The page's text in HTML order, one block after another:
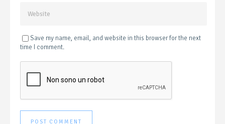
Save my name, email, and website in this browser for the next
time I comment.